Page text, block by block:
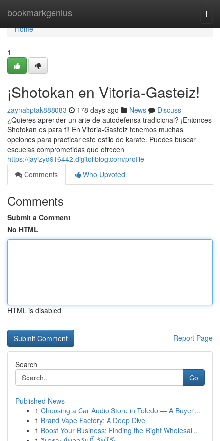
bookmarkgenius
Home
Home
1
¡Shotokan en Vitoria-Gasteiz!
zaynabptak888083 178 days ago News
Discuss
¿Quieres aprender un arte de autodefensa tradicional? ¡Entonces
Shotokan es para ti! En Vitoria-Gasteiz tenemos muchas
opciones para practicar este estilo de karate. Puedes buscar
escuelas comprometidas que ofrecen
https://jayizyd916442.digitollblog.com/profile
Comments
Who Upvoted
Comments
Submit a Comment
No HTML
HTML is disabled
Report Page
Search
Go
Published News
1 Choosing a Car Audio Store in Toledo — A Buyer'...
1 Brand Vape Factory: A Deep Dive
1 Boost Your Business: Finding the Right Wholesal...